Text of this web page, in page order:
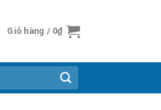
Giỏ hàng / 0₫